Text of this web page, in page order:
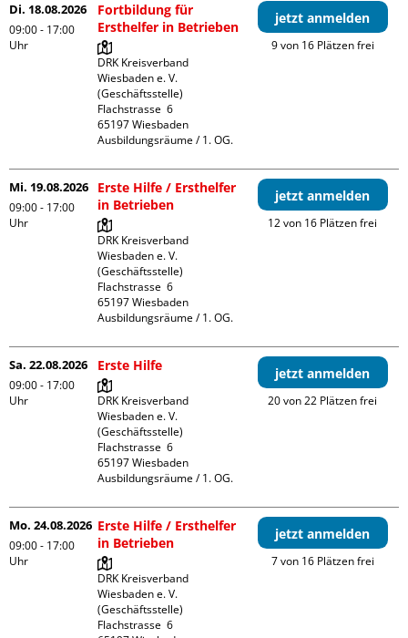
Di. 18.08.2026
09:00 - 17:00
Uhr
Fortbildung für
Ersthelfer in Betrieben
DRK Kreisverband
Wiesbaden e. V.
(Geschäftsstelle)
Flachstrasse  6
65197 Wiesbaden
Ausbildungsräume / 1. OG.
jetzt anmelden
9 von 16 Plätzen frei
Mi. 19.08.2026
09:00 - 17:00
Uhr
Erste Hilfe / Ersthelfer
in Betrieben
DRK Kreisverband
Wiesbaden e. V.
(Geschäftsstelle)
Flachstrasse  6
65197 Wiesbaden
Ausbildungsräume / 1. OG.
jetzt anmelden
12 von 16 Plätzen frei
Sa. 22.08.2026
09:00 - 17:00
Uhr
Erste Hilfe
DRK Kreisverband
Wiesbaden e. V.
(Geschäftsstelle)
Flachstrasse  6
65197 Wiesbaden
Ausbildungsräume / 1. OG.
jetzt anmelden
20 von 22 Plätzen frei
Mo. 24.08.2026
09:00 - 17:00
Uhr
Erste Hilfe / Ersthelfer
in Betrieben
DRK Kreisverband
Wiesbaden e. V.
(Geschäftsstelle)
Flachstrasse  6
jetzt anmelden
7 von 16 Plätzen frei